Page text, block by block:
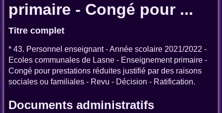
primaire - Congé pour ...
Titre complet
* 43. Personnel enseignant - Année scolaire 2021/2022 -
Ecoles communales de Lasne - Enseignement primaire -
Congé pour prestations réduites justifié par des raisons
sociales ou familiales - Revu - Décision - Ratification.
Documents administratifs